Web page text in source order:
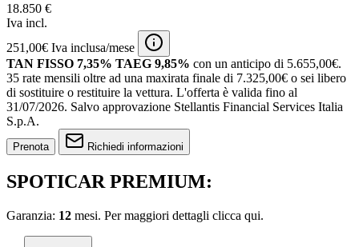
18.850 €
Iva incl.
251,00€ Iva inclusa/mese
TAN FISSO 7,35% TAEG 9,85% con un anticipo di 5.655,00€.
35 rate mensili oltre ad una maxirata finale di 7.325,00€ o sei libero
di sostituire o restituire la vettura. L'offerta è valida fino al
31/07/2026. Salvo approvazione Stellantis Financial Services Italia
S.p.A.
Prenota Richiedi informazioni
SPOTICAR PREMIUM:
Garanzia: 12 mesi. Per maggiori dettagli clicca qui.